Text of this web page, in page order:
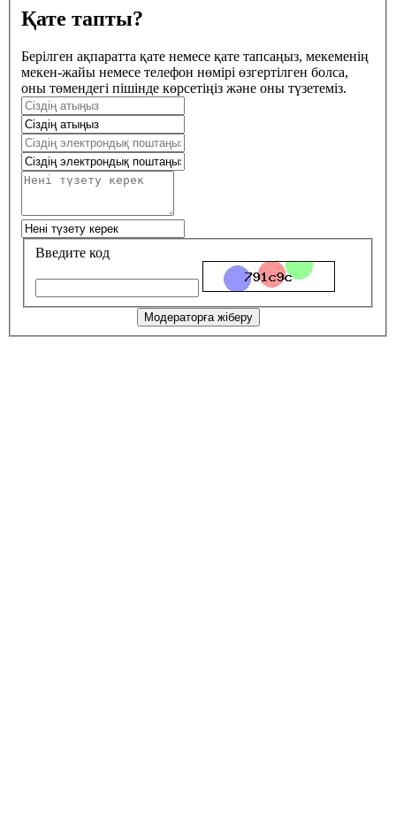
Қате тапты?
Берілген ақпаратта қате немесе қате тапсаңыз, мекеменің
мекен-жайы немесе телефон нөмірі өзгертілген болса,
оны төмендегі пішінде көрсетіңіз және оны түзетеміз.
Введите код
Модераторға жіберу